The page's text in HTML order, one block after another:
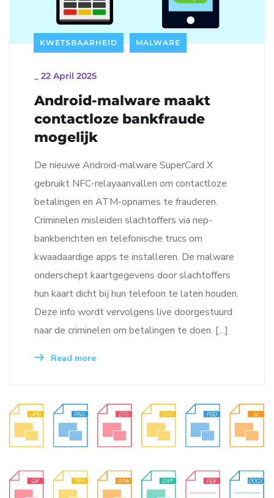
KWETSBAARHEID MALWARE
22 April 2025
Android-malware maakt
contactloze bankfraude
mogelijk
De nieuwe Android-malware SuperCard X
gebruikt NFC-relayaanvallen om contactloze
betalingen en ATM-opnames te frauderen.
Criminelen misleiden slachtoffers via nep-
bankberichten en telefonische trucs om
kwaadaardige apps te installeren. De malware
onderschept kaartgegevens door slachtoffers
hun kaart dicht bij hun telefoon te laten houden.
Deze info wordt vervolgens live doorgestuurd
naar de criminelen om betalingen te doen. […]
Read more